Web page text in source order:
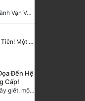
Chương 1442: Thương Hoành Vạn Vật (9)
Chương 1099 Ta là Đại La Tiên! Một người đắc đạo, gà chó lên trời (Đại kết cục)
Đến Hệ
Cấp!
Chương 1058: Thần Tôn vây giết, một kiếm bêu đầu, liều mạng một lần!